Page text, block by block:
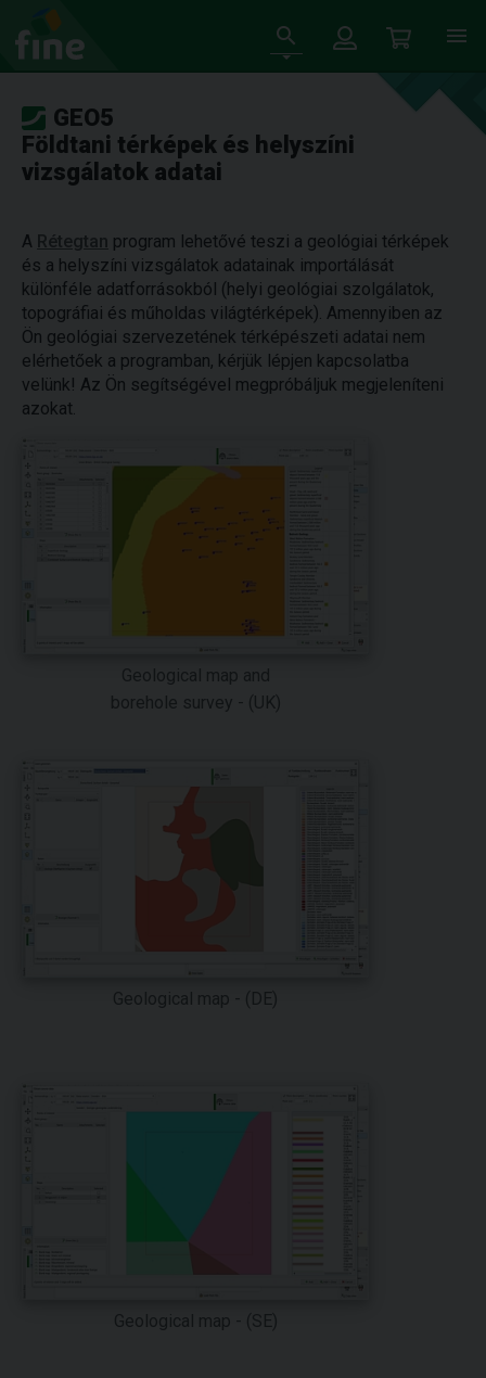
GEO5
Földtani térképek és helyszíni
vizsgálatok adatai
A Rétegtan program lehetővé teszi a geológiai térképek
és a helyszíni vizsgálatok adatainak importálását
különféle adatforrásokból (helyi geológiai szolgálatok,
topográfiai és műholdas világtérképek). Amennyiben az
Ön geológiai szervezetének térképészeti adatai nem
elérhetőek a programban, kérjük lépjen kapcsolatba
velünk! Az Ön segítségével megpróbáljuk megjeleníteni
azokat.
Geological map and
borehole survey - (UK)
Geological map - (DE)
Geological map - (SE)